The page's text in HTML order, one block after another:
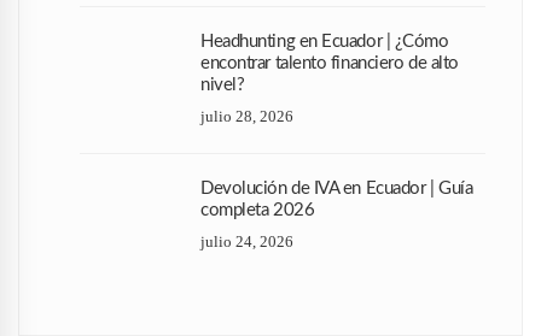
Headhunting en Ecuador | ¿Cómo
encontrar talento financiero de alto
nivel?
julio 28, 2026
Devolución de IVA en Ecuador | Guía
completa 2026
julio 24, 2026